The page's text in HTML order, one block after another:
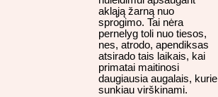
akląją žarną nuo
sprogimo. Tai nėra
pernelyg toli nuo tiesos,
nes, atrodo, apendiksas
atsirado tais laikais, kai
primatai maitinosi
daugiausia augalais, kurie
sunkiau virškinami.